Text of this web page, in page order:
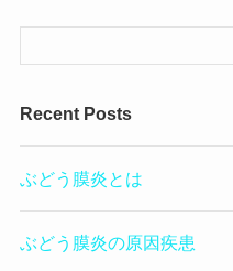
Recent Posts
ぶどう膜炎とは
ぶどう膜炎の原因疾患